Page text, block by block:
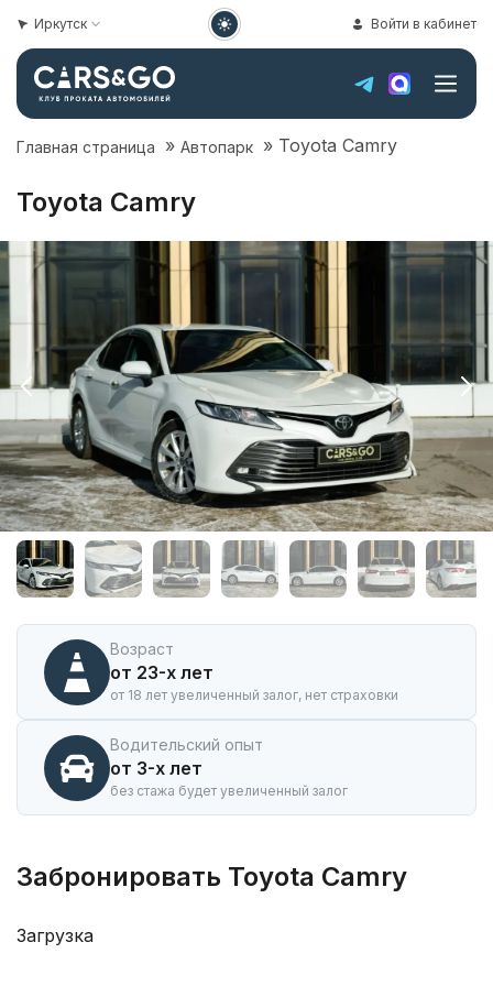
Иркутск Войти в кабинет
Главная страница » Автопарк » Toyota Camry
Toyota Camry
Аренда
автомобиля
Toyota
Camry
Иркутске
Возраст
от 23-х лет
от 18 лет увеличенный залог, нет страховки
Водительский опыт
от 3-х лет
без стажа будет увеличенный залог
Забронировать Toyota Camry
Загрузка